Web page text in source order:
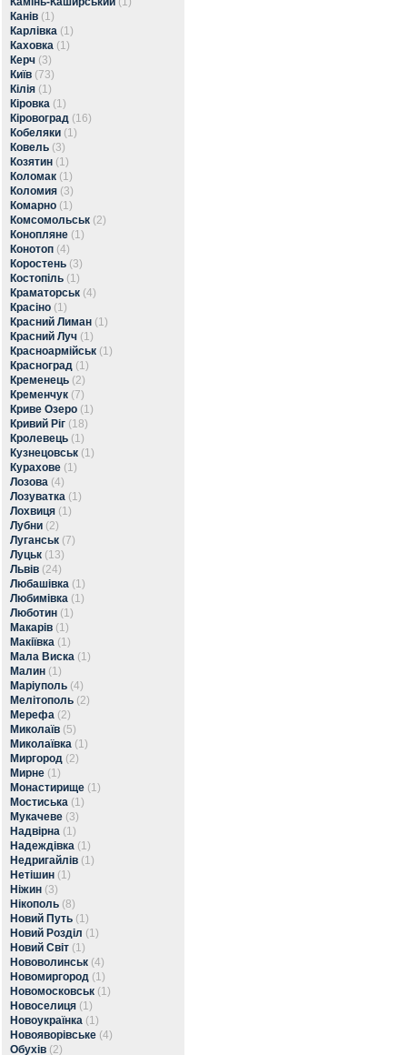
Канів (1)
Карлівка (1)
Каховка (1)
Керч (3)
Київ (73)
Кілія (1)
Кіровка (1)
Кіровоград (16)
Кобеляки (1)
Ковель (3)
Козятин (1)
Коломак (1)
Коломия (3)
Комарно (1)
Комсомольськ (2)
Конопляне (1)
Конотоп (4)
Коростень (3)
Костопіль (1)
Краматорськ (4)
Красіно (1)
Красний Лиман (1)
Красний Луч (1)
Красноармійськ (1)
Красноград (1)
Кременець (2)
Кременчук (7)
Криве Озеро (1)
Кривий Ріг (18)
Кролевець (1)
Кузнецовськ (1)
Курахове (1)
Лозова (4)
Лозуватка (1)
Лохвиця (1)
Лубни (2)
Луганськ (7)
Луцьк (13)
Львів (24)
Любашівка (1)
Любимівка (1)
Люботин (1)
Макарів (1)
Макіївка (1)
Мала Виска (1)
Малин (1)
Маріуполь (4)
Мелітополь (2)
Мерефа (2)
Миколаїв (5)
Миколаївка (1)
Миргород (2)
Мирне (1)
Монастирище (1)
Мостиська (1)
Мукачеве (3)
Надвірна (1)
Надеждівка (1)
Недригайлів (1)
Нетішин (1)
Ніжин (3)
Нікополь (8)
Новий Путь (1)
Новий Розділ (1)
Новий Світ (1)
Нововолинськ (4)
Новомиргород (1)
Новомосковськ (1)
Новоселиця (1)
Новоукраїнка (1)
Новояворівське (4)
Обухів (2)